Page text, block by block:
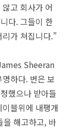
고 회사가 어
다. 그들이 한
가 쳐집니다.”
Sheeran
하다. 번은 보
했으나 받아들
블위에 내팽개
해고하고, 바